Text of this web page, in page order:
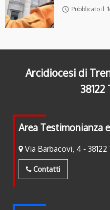
access_time Pubblicato il:
Arcidiocesi di
Area Testimonianza
Via Barbacovi, 4 -
Contatti